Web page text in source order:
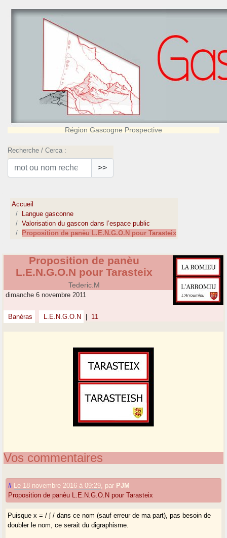
Région Gascogne Prospective
Recherche / Cerca :
>>
Accueil
Langue gasconne
Valorisation du gascon dans l’espace public
Proposition de panèu L.E.N.G.O.N pour Tarasteix
Proposition de panèu
L.E.N.G.O.N pour Tarasteix
Tederic.M
dimanche 6 novembre 2011
Banèras L.E.N.G.O.N 11
Vos commentaires
# Le 18 novembre 2016 à 09:29 par PJM
Proposition de panèu L.E.N.G.O.N pour Tarasteix
Puisque x = / ʃ / dans ce nom (sauf erreur de ma part), pas besoin de
doubler le nom, ce serait du digraphisme.